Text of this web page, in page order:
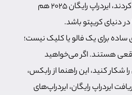
بسیاری از کاربران را متحول کردند، ایردراپ رایگان 2025 هم
دنیای کریپتو باشد.
ساده برای یک فالو یا کلیک نیست؛
هستند. اگر می‌خواهید
شکار کنید، این راهنما از رابکس،
ایردراپ رایگان، ایردراپ‌های